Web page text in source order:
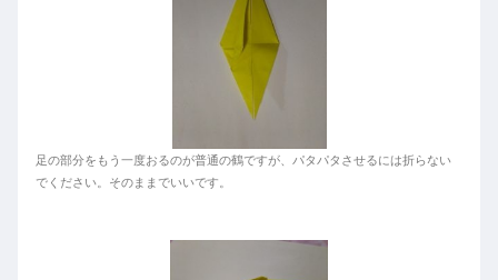
足の部分をもう一度おるのが普通の鶴ですが、パタパタさせるには折らない
でください。そのままでいいです。